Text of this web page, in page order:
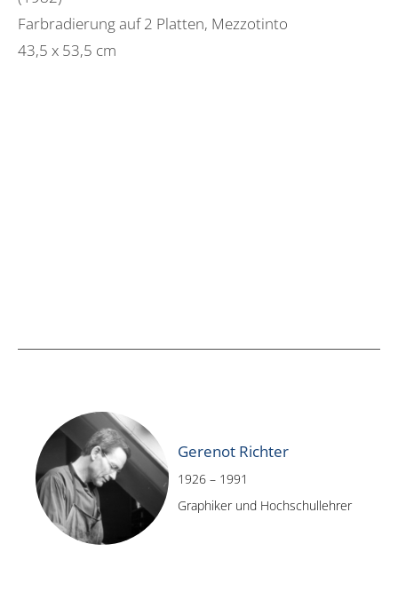
Farbradierung auf 2 Platten, Mezzotinto
43,5 x 53,5 cm
Gerenot Richter
1926 – 1991
Graphiker und Hochschullehrer